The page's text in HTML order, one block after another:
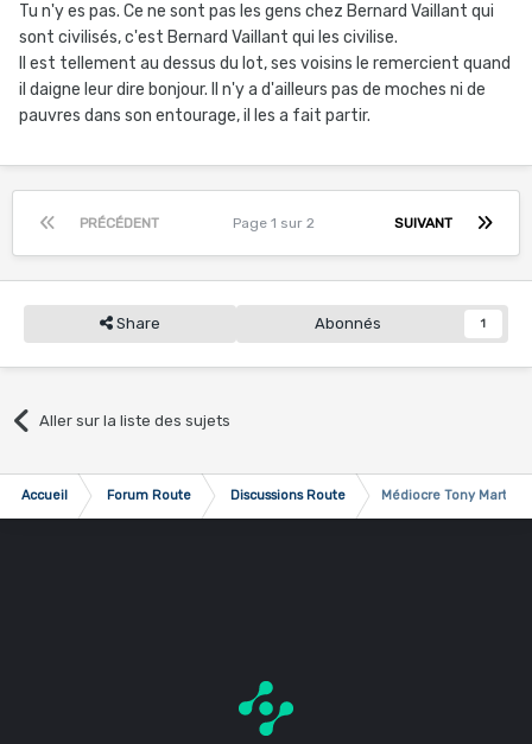
Tu n'y es pas. Ce ne sont pas les gens chez Bernard Vaillant qui
sont civilisés, c'est Bernard Vaillant qui les civilise.
Il est tellement au dessus du lot, ses voisins le remercient quand
il daigne leur dire bonjour. Il n'y a d'ailleurs pas de moches ni de
pauvres dans son entourage, il les a fait partir.
PRÉCÉDENT SUIVANT
Page 1 sur 2
Share Abonnés 1
Aller sur la liste des sujets
Accueil Forum Route Discussions Route Médiocre Tony Martin ...